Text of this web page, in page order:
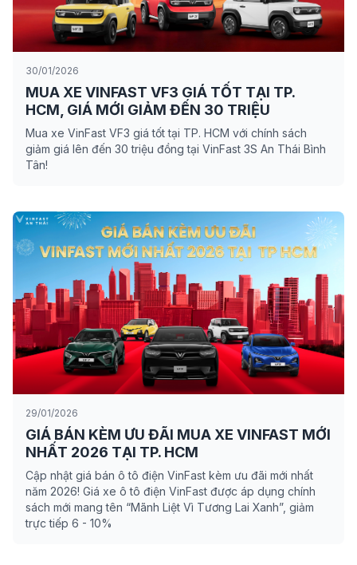
30/01/2026
MUA XE VINFAST VF3 GIÁ TỐT TẠI TP.
HCM, GIÁ MỚI GIẢM ĐẾN 30 TRIỆU
Mua xe VinFast VF3 giá tốt tại TP. HCM với chính sách
giảm giá lên đến 30 triệu đồng tại VinFast 3S An Thái Bình
Tân!
29/01/2026
GIÁ BÁN KÈM ƯU ĐÃI MUA XE VINFAST MỚI
NHẤT 2026 TẠI TP. HCM
Cập nhật giá bán ô tô điện VinFast kèm ưu đãi mới nhất
năm 2026! Giá xe ô tô điện VinFast được áp dụng chính
sách mới mang tên “Mãnh Liệt Vì Tương Lai Xanh”, giảm
trực tiếp 6 - 10%